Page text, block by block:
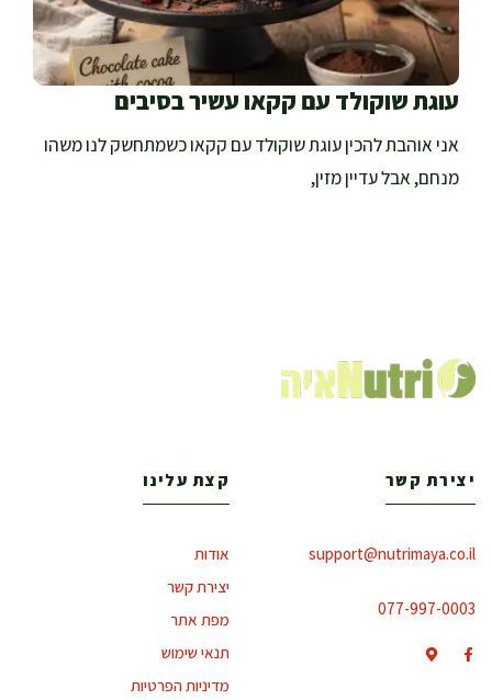
עוגת שוקולד עם קקאו עשיר בסיבים
אני אוהבת להכין עוגת שוקולד עם קקאו כשמתחשק לנו משהו
מנחם, אבל עדיין מזין,
יצירת קשר
support@nutrimaya.co.il
077-997-0003
קצת עלינו
אודות
יצירת קשר
מפת אתר
תנאי שימוש
מדיניות הפרטיות